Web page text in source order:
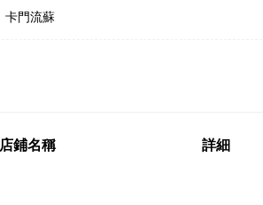
卡門流蘇
店鋪名稱 詳細